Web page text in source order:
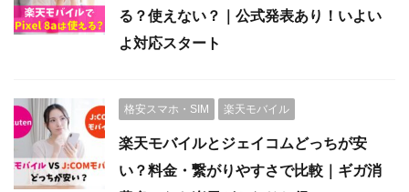
る？使えない？｜公式発表あり！いよい
よ対応スタート
格安スマホ・SIM 楽天モバイル
楽天モバイルとジェイコムどっちが安
い？料金・繋がりやすさで比較｜ギガ消